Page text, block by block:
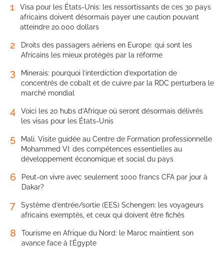
1
Visa pour les États-Unis: les ressortissants de ces 30 pays
africains doivent désormais payer une caution pouvant
atteindre 20.000 dollars
2
Droits des passagers aériens en Europe: qui sont les
Africains les mieux protégés par la réforme
3
Minerais: pourquoi l’interdiction d’exportation de
concentrés de cobalt et de cuivre par la RDC perturbera le
marché mondial
4
Voici les 20 hubs d’Afrique où seront désormais délivrés
les visas pour les États-Unis
5
Mali. Visite guidée au Centre de Formation professionnelle
Mohammed VI: des compétences essentielles au
développement économique et social du pays
6
Peut-on vivre avec seulement 1000 francs CFA par jour à
Dakar?
7
Système d’entrée/sortie (EES) Schengen: les voyageurs
africains exemptés, et ceux qui doivent être fichés
8
Tourisme en Afrique du Nord: le Maroc maintient son
avance face à l’Égypte